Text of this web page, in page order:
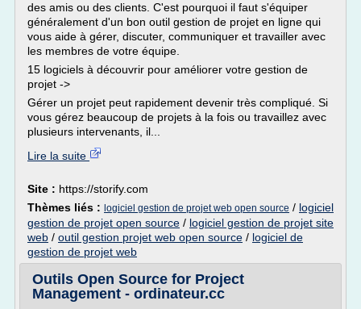
des amis ou des clients. C'est pourquoi il faut s'équiper
généralement d'un bon outil gestion de projet en ligne qui
vous aide à gérer, discuter, communiquer et travailler avec
les membres de votre équipe.
15 logiciels à découvrir pour améliorer votre gestion de
projet ->
Gérer un projet peut rapidement devenir très compliqué. Si
vous gérez beaucoup de projets à la fois ou travaillez avec
plusieurs intervenants, il...
Lire la suite
Site : https://storify.com
Thèmes liés : logiciel gestion de projet web open source / logiciel
gestion de projet open source / logiciel gestion de projet site
web / outil gestion projet web open source / logiciel de
gestion de projet web
Outils Open Source for Project
Management - ordinateur.cc